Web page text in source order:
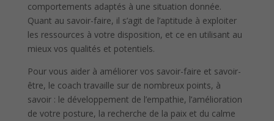
comportements adaptés à une situation donnée.
Quant au savoir-faire, il s’agit de l’aptitude à exploiter
les ressources à votre disposition, et ce en utilisant au
mieux vos qualités et potentiels.
Pour vous aider à améliorer vos savoir-faire et savoir-
être, le coach travaille sur de nombreux points, à
savoir : le développement de l’empathie, l’amélioration
de votre posture, la recherche de la paix et du calme